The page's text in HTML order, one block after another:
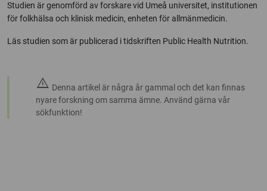
Studien är genomförd av forskare vid Umeå universitet, institutionen
för folkhälsa och klinisk medicin, enheten för allmänmedicin.
Läs studien som är publicerad i tidskriften Public Health Nutrition.
warning Denna artikel är några år gammal och det kan finnas
nyare forskning om samma ämne. Använd gärna vår
sökfunktion!